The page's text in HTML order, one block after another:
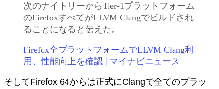
次のナイトリーからTier-1プラットフォーム
のFirefoxすべてがLLVM Clangでビルドされ
ることになると伝えた。
Firefox全プラットフォームでLLVM Clang利
用、性能向上を確認 | マイナビニュース
そしてFirefox 64からは正式にClangで全てのプラッ